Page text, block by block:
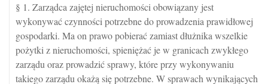
§ 1. Zarządca zajętej nieruchomości obowiązany jest
wykonywać czynności potrzebne do prowadzenia prawidłowej
gospodarki. Ma on prawo pobierać zamiast dłużnika wszelkie
pożytki z nieruchomości, spieniężać je w granicach zwykłego
zarządu oraz prowadzić sprawy, które przy wykonywaniu
takiego zarządu okażą się potrzebne. W sprawach wynikających